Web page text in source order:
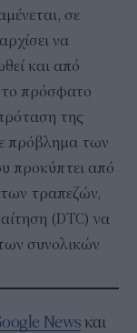
σε
να
και από
πρόσφατο
της
πρόβλημα των
προκύπτει από
τραπεζών,
(DTC) να
συνολικών
Newsκαι